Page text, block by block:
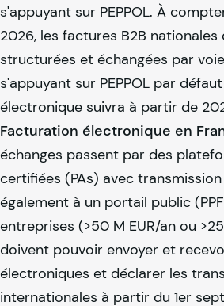
s'appuyant sur PEPPOL. À
2026, les factures B2B
structurées et échangées par
s'appuyant sur PEPPOL par
électronique suivra à partir de
Facturation électronique en
échanges passent par des
certifiées (PAs) avec
également à un portail public
entreprises (>50 M EUR/an ou
doivent pouvoir envoyer et
électroniques et déclarer les
internationales à partir du 1er